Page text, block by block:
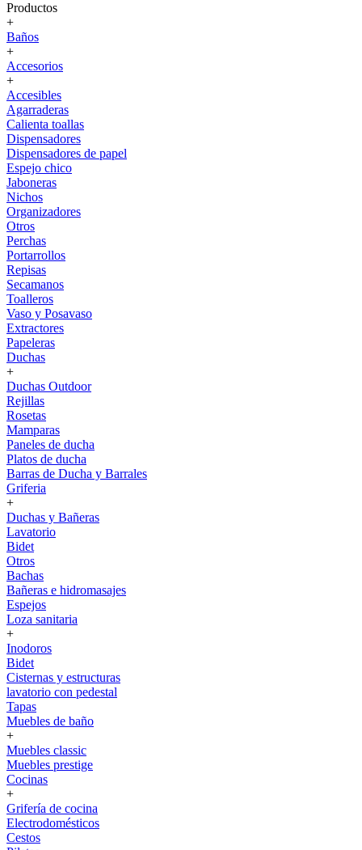
Productos
+
Baños
+
Accesorios
+
Accesibles
Agarraderas
Calienta toallas
Dispensadores
Dispensadores de papel
Espejo chico
Jaboneras
Nichos
Organizadores
Otros
Perchas
Portarrollos
Repisas
Secamanos
Toalleros
Vaso y Posavaso
Extractores
Papeleras
Duchas
+
Duchas Outdoor
Rejillas
Rosetas
Mamparas
Paneles de ducha
Platos de ducha
Barras de Ducha y Barrales
Griferia
+
Duchas y Bañeras
Lavatorio
Bidet
Otros
Bachas
Bañeras e hidromasajes
Espejos
Loza sanitaria
+
Inodoros
Bidet
Cisternas y estructuras
lavatorio con pedestal
Tapas
Muebles de baño
+
Muebles classic
Muebles prestige
Cocinas
+
Grifería de cocina
Electrodomésticos
Cestos